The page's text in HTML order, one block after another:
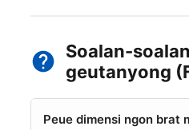
Soalan-
geutanyong
Peue dimensi ngon brat